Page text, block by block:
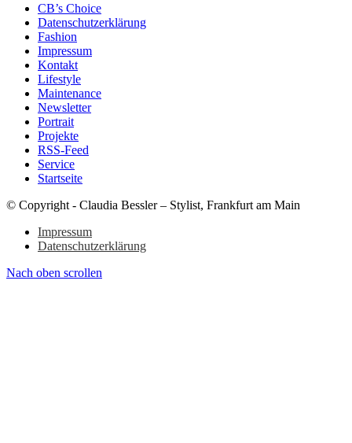
CB’s Choice
Datenschutzerklärung
Fashion
Impressum
Kontakt
Lifestyle
Maintenance
Newsletter
Portrait
Projekte
RSS-Feed
Service
Startseite
© Copyright - Claudia Bessler – Stylist, Frankfurt am Main
Impressum
Datenschutzerklärung
Nach oben scrollen